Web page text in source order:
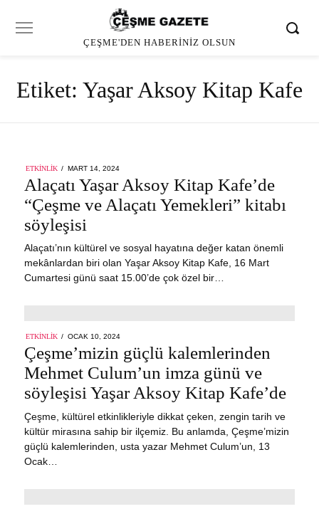
ÇEŞME'DEN HABERINIZ OLSUN
Etiket: Yaşar Aksoy Kitap Kafe
ETKINLIK
POSTED
MART 14, 2024
Alaçatı Yaşar Aksoy Kitap Kafe’de
“Çeşme ve Alaçatı Yemekleri” kitabı
söyleşisi
Alaçatı’nın kültürel ve sosyal hayatına değer katan önemli
mekânlardan biri olan Yaşar Aksoy Kitap Kafe, 16 Mart
Cumartesi günü saat 15.00’de çok özel bir…
ETKINLIK
POSTED
ON
OCAK 10, 2024
Çeşme’mizin güçlü kalemlerinden
Mehmet Culum’un imza günü ve
söyleşisi Yaşar Aksoy Kitap Kafe’de
Çeşme, kültürel etkinlikleriyle dikkat çeken, zengin tarih ve
kültür mirasına sahip bir ilçemiz. Bu anlamda, Çeşme’mizin
güçlü kalemlerinden, usta yazar Mehmet Culum’un, 13
Ocak…